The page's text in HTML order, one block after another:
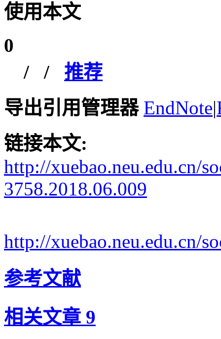
使用本文
0
/ / 推荐
导出引用管理器 EndNote|
链接本文:
http://xuebao.neu.edu.cn/
3758.2018.06.009
http://xuebao.neu.edu.cn/
参考文献
相关文章 9